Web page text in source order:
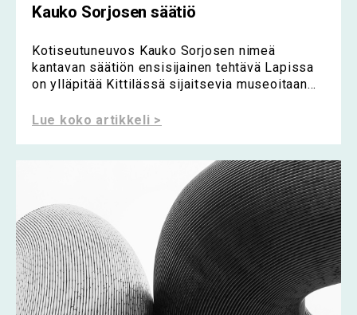
Kauko Sorjosen säätiö
Kotiseutuneuvos Kauko Sorjosen nimeä
kantavan säätiön ensisijainen tehtävä Lapissa
on ylläpitää Kittilässä sijaitsevia museoitaan...
Lue koko artikkeli >